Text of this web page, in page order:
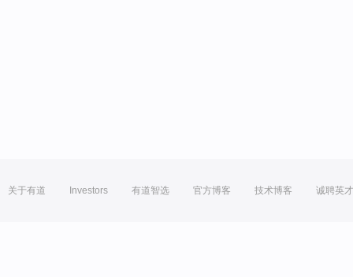
关于有道 Investors 有道智选 官方博客 技术博客 诚聘英才